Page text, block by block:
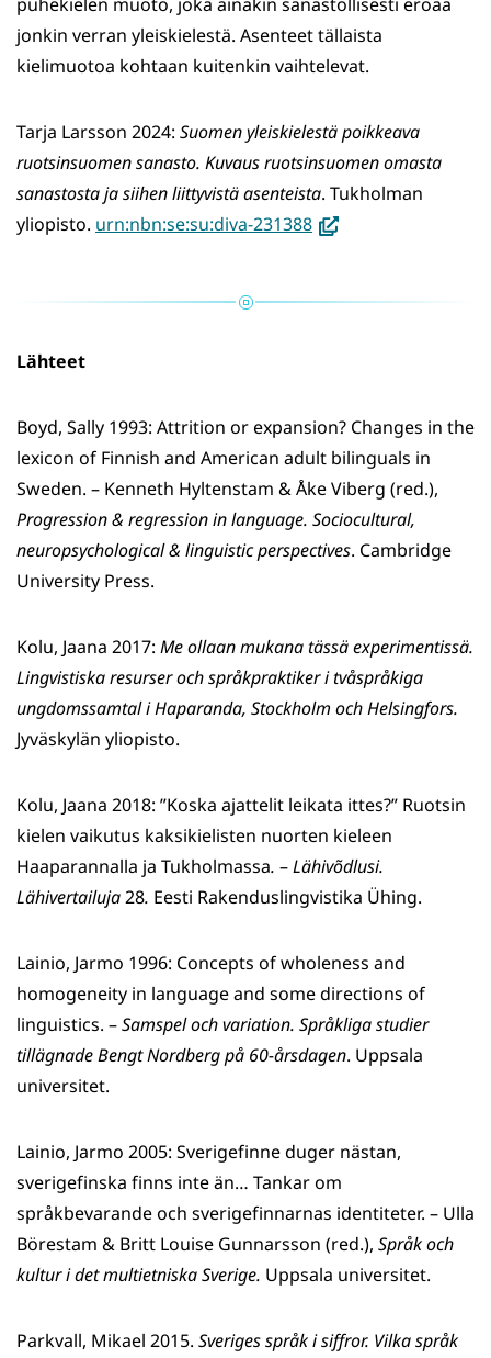
puhekielen muoto, joka ainakin sanastollisesti eroaa
jonkin verran yleiskielestä. Asenteet tällaista
kielimuotoa kohtaan kuitenkin vaihtelevat.
Tarja Larsson 2024: Suomen yleiskielestä poikkeava
ruotsinsuomen sanasto. Kuvaus ruotsinsuomen omasta
sanastosta ja siihen liittyvistä asenteista. Tukholman
yliopisto. urn:nbn:se:su:diva-231388(avautuu
Lähteet
Boyd, Sally 1993: Attrition or expansion? Changes in the
lexicon of Finnish and American adult bilinguals in
Sweden. – Kenneth Hyltenstam & Åke Viberg (red.),
Progression & regression in language. Sociocultural,
neuropsychological & linguistic perspectives. Cambridge
University Press.
Kolu, Jaana 2017: Me ollaan mukana tässä experimentissä.
Lingvistiska resurser och språkpraktiker i tvåspråkiga
ungdomssamtal i Haparanda, Stockholm och Helsingfors.
Jyväskylän yliopisto.
Kolu, Jaana 2018: ”Koska ajattelit leikata ittes?” Ruotsin
kielen vaikutus kaksikielisten nuorten kieleen
Haaparannalla ja Tukholmassa. –Lähivõdlusi.
Lähivertailuja28. Eesti Rakenduslingvistika Ühing.
Lainio, Jarmo 1996: Concepts of wholeness and
homogeneity in language and some directions of
linguistics. –Samspel och variation. Språkliga studier
tillägnade Bengt Nordberg på 60-årsdagen. Uppsala
universitet.
Lainio, Jarmo 2005: Sverigefinne duger nästan,
sverigefinska finns inte än… Tankar om
språkbevarande och sverigefinnarnas identiteter. – Ulla
Börestam & Britt Louise Gunnarsson (red.), Språk och
kultur i det multietniska Sverige. Uppsala universitet.
Parkvall, Mikael 2015. Sveriges språk i siffror. Vilka språk